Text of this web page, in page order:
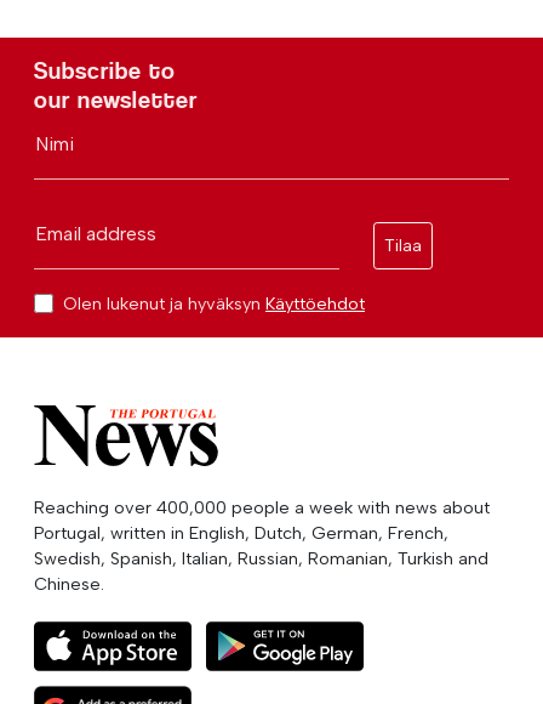
Subscribe to
our newsletter
Nimi
Email address
Tilaa
Olen lukenut ja hyväksyn Käyttöehdot
Reaching over 400,000 people a week with news about
Portugal, written in English, Dutch, German, French,
Swedish, Spanish, Italian, Russian, Romanian, Turkish and
Chinese.